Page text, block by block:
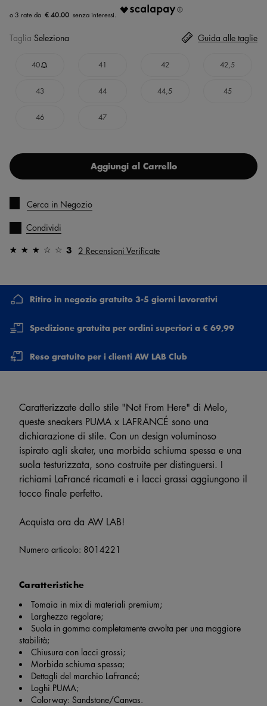
€ 40.00
Taglia Seleziona
40 41 42 42,5
43 44 44,5 45
46 47
Guida alle taglie
Aggiungi al Carrello
Cerca in Negozio
Condividi
3 2 Recensioni Verificate
Ritiro in negozio gratuito 3-5 giorni lavorativi
Spedizione gratuita per ordini superiori a € 69,99
Reso gratuito per i clienti AW LAB Club
Caratterizzate dallo stile "Not From Here" di Melo,
queste sneakers PUMA x LAFRANCÉ sono una
dichiarazione di stile. Con un design voluminoso
ispirato agli skater, una morbida schiuma spessa e una
suola testurizzata, sono costruite per distinguersi. I
richiami LaFrancé ricamati e i lacci grassi aggiungono il
tocco finale perfetto.
Acquista ora da AW LAB!
Numero articolo: 8014221
Caratteristiche
Tomaia in mix di materiali premium;
Larghezza regolare;
Suola in gomma completamente avvolta per una maggiore
stabilità;
Chiusura con lacci grossi;
Morbida schiuma spessa;
Dettagli del marchio LaFrancé;
Loghi PUMA;
Colorway: Sandstone/Canvas.